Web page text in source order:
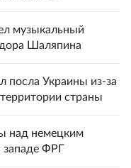
музыкальный
Шаляпина
посла Украины из-за
страны
над немецким
западе ФРГ